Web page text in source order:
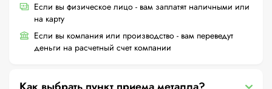
Если вы физическое лицо - вам заплатят наличными или
на карту
Если вы компания или производство - вам переведут
деньги на расчетный счет компании